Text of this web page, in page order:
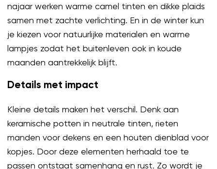
najaar werken warme camel tinten en dikke plaids
samen met zachte verlichting. En in de winter kun
je kiezen voor natuurlijke materialen en warme
lampjes zodat het buitenleven ook in koude
maanden aantrekkelijk blijft.
Details met impact
Kleine details maken het verschil. Denk aan
keramische potten in neutrale tinten, rieten
manden voor dekens en een houten dienblad voor
kopjes. Door deze elementen herhaald toe te
passen ontstaat samenhang en rust. Zo wordt je